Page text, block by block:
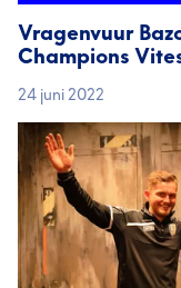
Vragenvuur
Champions
24 juni 2022